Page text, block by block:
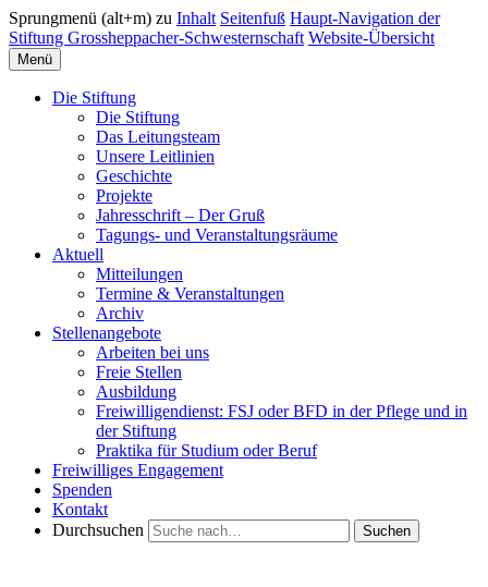
Sprungmenü (alt+m) zu Inhalt Seitenfuß Haupt-Navigation der
Stiftung Grossheppacher-Schwesternschaft Website-Übersicht
Menü
Die Stiftung
Die Stiftung
Das Leitungsteam
Unsere Leitlinien
Geschichte
Projekte
Jahresschrift – Der Gruß
Tagungs- und Veranstaltungsräume
Aktuell
Mitteilungen
Termine & Veranstaltungen
Archiv
Stellenangebote
Arbeiten bei uns
Freie Stellen
Ausbildung
Freiwilligendienst: FSJ oder BFD in der Pflege und in
der Stiftung
Praktika für Studium oder Beruf
Freiwilliges Engagement
Spenden
Kontakt
Durchsuchen
Suchen